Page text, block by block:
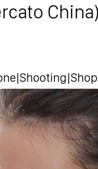
China)
|Shooting|